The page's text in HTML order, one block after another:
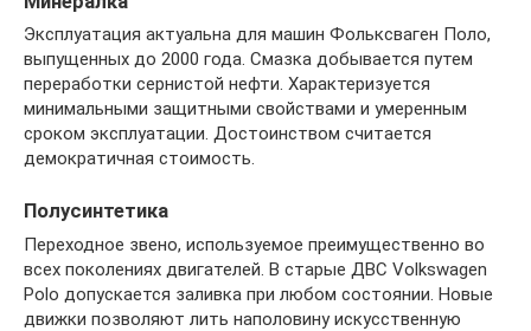
Эксплуатация актуальна для машин Фольксваген Поло,
выпущенных до 2000 года. Смазка добывается путем
переработки сернистой нефти. Характеризуется
минимальными защитными свойствами и умеренным
сроком эксплуатации. Достоинством считается
демократичная стоимость.
Полусинтетика
Переходное звено, используемое преимущественно во
всех поколениях двигателей. В старые ДВС Volkswagen
Polo допускается заливка при любом состоянии. Новые
движки позволяют лить наполовину искусственную